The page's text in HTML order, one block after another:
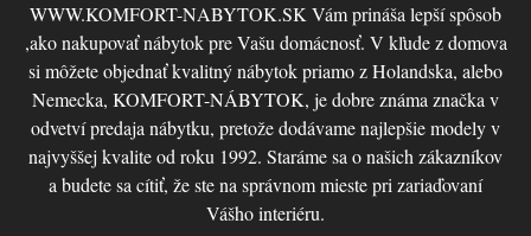
WWW.KOMFORT-NABYTOK.SK Vám prináša lepší spôsob
,ako nakupovať nábytok pre Vašu domácnosť. V kľude z domova
si môžete objednať kvalitný nábytok priamo z Holandska, alebo
Nemecka, KOMFORT-NÁBYTOK, je dobre známa značka v
odvetví predaja nábytku, pretože dodávame najlepšie modely v
najvyššej kvalite od roku 1992. Staráme sa o našich zákazníkov
a budete sa cítiť, že ste na správnom mieste pri zariaďovaní
Vášho interiéru.